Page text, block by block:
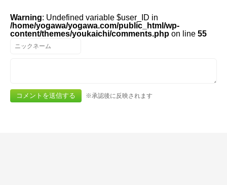
Warning: Undefined variable $user_ID in
/home/yogawa/yogawa.com/public_html/wp-
content/themes/youkaichi/comments.php on line 55
※承認後に反映されます